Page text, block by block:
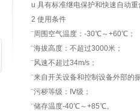
u 具有标准继电保护和快速自动
2 使用条件
¨周围空气温度：-30℃～+60℃；
¨海拔高度：不超过3000米；
¨风速不超过34m/s；
¨来自开关设备和控制设备外部的
¨污秽等级：Ⅳ级；
¨储存温度-40℃～+85℃。